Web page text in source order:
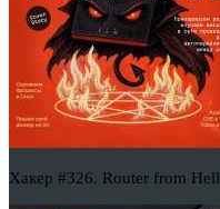
Хакер #326. Router from Hell